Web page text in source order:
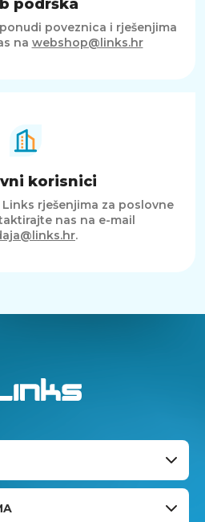
podrška
poveznica i rješenjima
na webshop@links.hr
korisnici
rješenjima za poslovne
nas na e-mail
.